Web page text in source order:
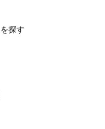
探す